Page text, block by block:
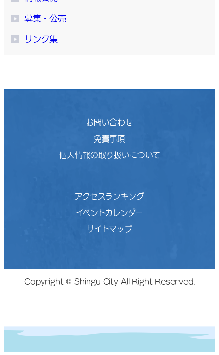
募集・公売
リンク集
お問い合わせ
免責事項
個人情報の取り扱いについて
アクセスランキング
イベントカレンダー
サイトマップ
Copyright © Shingu City All Right Reserved.